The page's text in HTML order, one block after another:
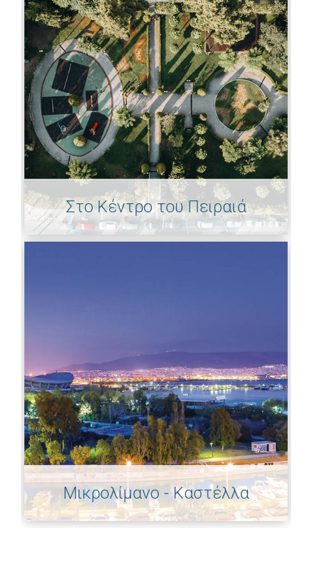
Στο Κέντρο του Πειραιά
Μικρολίμανο - Καστέλλα